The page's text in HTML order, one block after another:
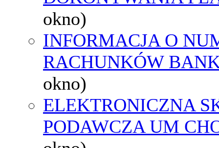
okno)
INFORMACJA O
RACHUNKÓW
okno)
ELEKTRONICZNA
PODAWCZA UM